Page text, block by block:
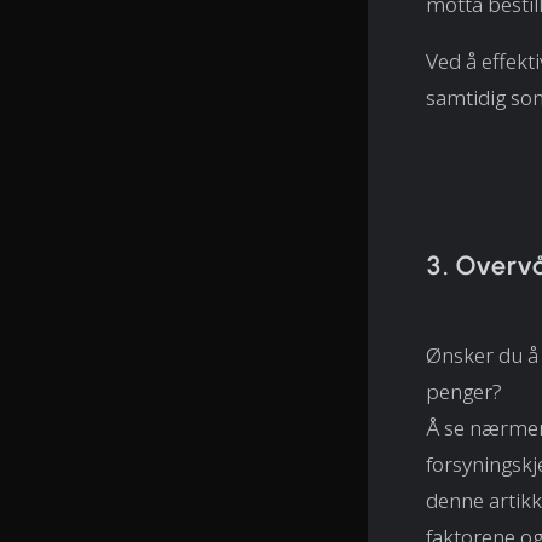
Ved å
samtidig
3.
Ønsker du
penger?
Å se
denne